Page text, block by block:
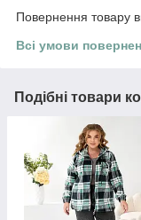
Повернення товару
Всі умови
Подібні товари